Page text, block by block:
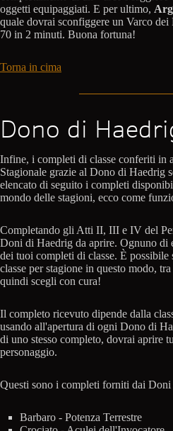
oggetti equipaggiati. E per ultimo,
quale dovrai sconfiggere un Varco
70 in 2 minuti. Buona fortuna!
Torna in cima
Dono di
Infine, i completi di classe conferiti in
Stagionale grazie al Dono di Haedrig
elencato di seguito i completi
mondo delle stagioni, ecco come
Completando gli Atti II, III e IV del
Doni di Haedrig da aprire. Ognuno di
dei tuoi completi di classe. È
classe per stagione in questo modo,
quindi scegli con cura!
Il completo ricevuto dipende dalla
usando all'apertura di ogni Dono di
di uno stesso completo, dovrai aprire
personaggio.
Questi sono i completi forniti dai
Barbaro - Potenza Terrestre